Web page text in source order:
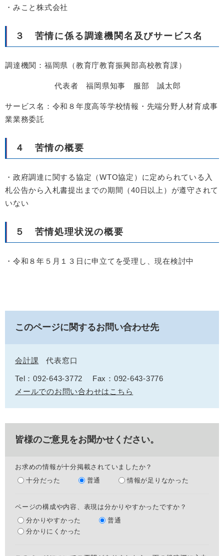
・みこと株式会社
３ 苦情に係る調達機関名及びサービス名
調達機関：福岡県（教育庁教育振興部高校教育課）
代表者 福岡県知事 服部 誠太郎
サービス名：令和８年度高等学校情報・先端分野人材育成事
業業務委託
４ 苦情の概要
・政府調達に関する協定（WTO協定）に定められている入
札公告から入札書提出までの期間（40日以上）が遵守されて
いない
５ 苦情処理状況の概要
・令和８年５月１３日に申立てを受理し、現在検討中
このページに関するお問い合わせ先
会計課 代表窓口
Tel：092-643-3772
Fax：092-643-3776
メールでのお問い合わせはこちら
皆様のご意見をお聞かせください。
お求めの情報が十分掲載されていましたか？
十分だった
普通 情報が足りなかった
ページの構成や内容、表現は分かりやすかったですか？
分かりやすかった
普通
分かりにくかった